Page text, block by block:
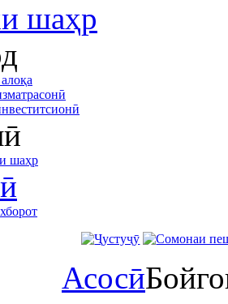
шаҳр
шаҳр
Асосӣ